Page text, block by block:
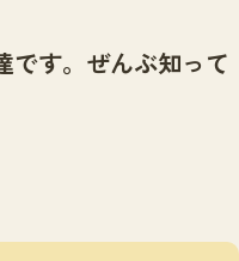
です。ぜんぶ知って